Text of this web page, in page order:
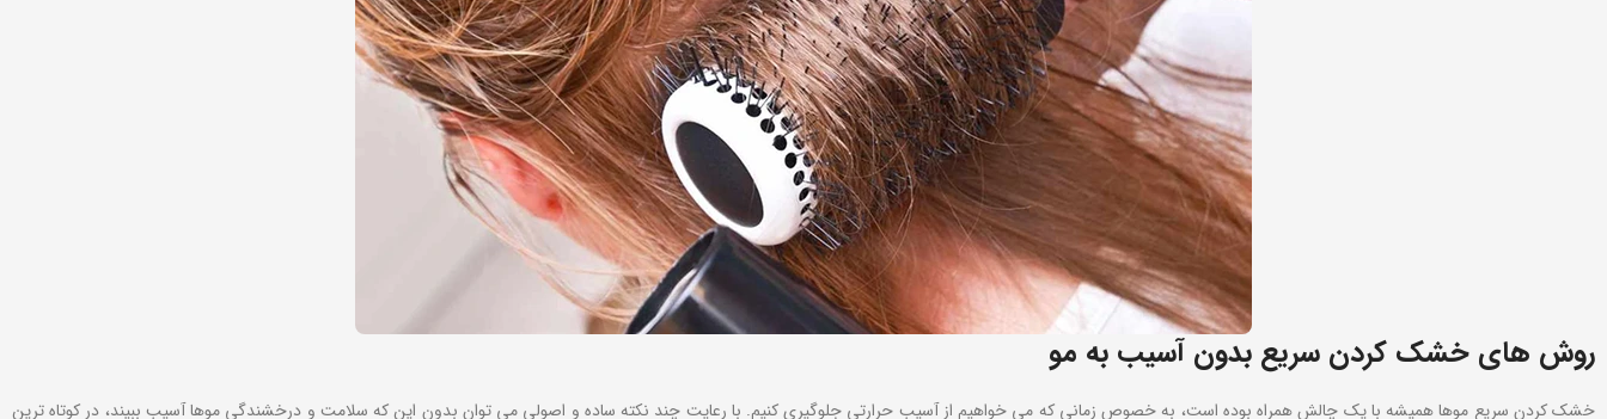
روش‌ های خشک کردن سریع بدون آسیب به مو
خشک کردن سریع موها همیشه با یک چالش همراه بوده است، به خصوص زمانی که می خواهیم از آسیب حرارتی جلوگیری کنیم. با رعایت چند نکته ساده و اصولی می توان بدون این که سلامت و درخشندگی موها آسیب ببیند، در کوتاه ترین